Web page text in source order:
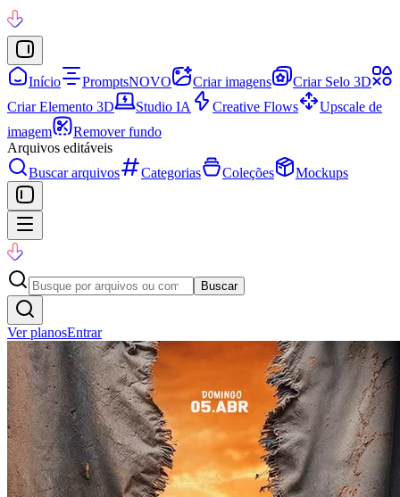
Início PromptsNOVO Criar imagens
Criar Selo 3D
Criar Elemento 3D
Studio IA Creative Flows
Upscale de
imagem
Remover fundo
Arquivos editáveis
Buscar arquivos
Categorias Coleções Mockups
Buscar
Ver planosEntrar